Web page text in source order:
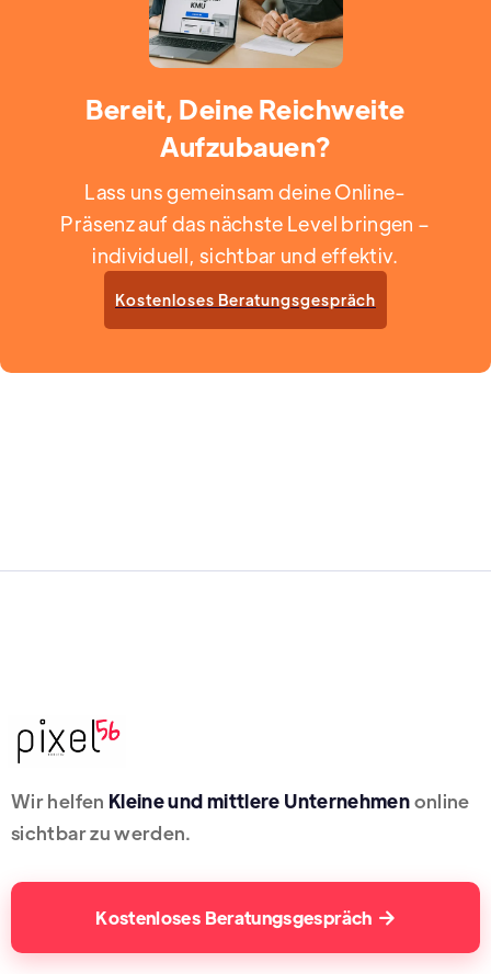
Bereit, Deine Reichweite
Aufzubauen?
Lass uns gemeinsam deine Online-
Präsenz auf das nächste Level bringen –
individuell, sichtbar und effektiv.
Kostenloses Beratungsgespräch
Wir helfen Kleine und mittlere Unternehmenonline
sichtbar zu werden.
Kostenloses Beratungsgespräch